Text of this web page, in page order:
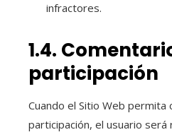
infractores.
1.4.
participación
Cuando el Sitio Web
participación, el usuario será